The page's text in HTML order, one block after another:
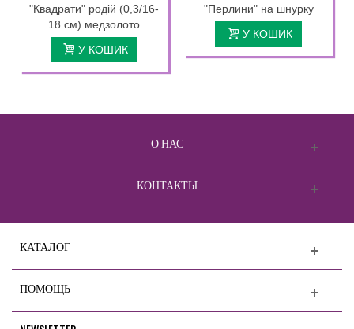
"Квадрати" родій (0,3/16-
18 см) медзолото
У КОШИК
"Перлини" на шнурку
У КОШИК
О НАС
КОНТАКТЫ
КАТАЛОГ
ПОМОЩЬ